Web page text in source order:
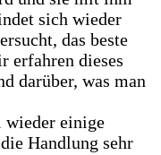
sich wieder
das beste
erfahren dieses
darüber, was man
einige
Handlung sehr